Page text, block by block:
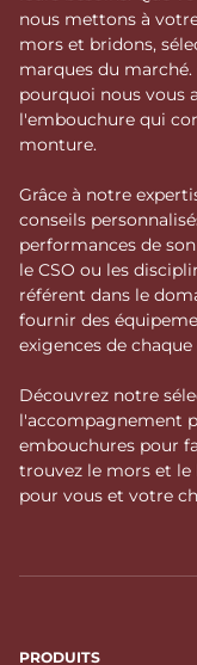
nous mettons à
mors et bridons,
marques du
pourquoi nous vous
l'embouchure qui
monture.
Grâce à notre
conseils
performances de
le CSO ou les
référent dans le
fournir des
exigences de chaque
Découvrez notre
l'accompagnement
embouchures pour
trouvez le mors et
pour vous et votre
PRODUITS